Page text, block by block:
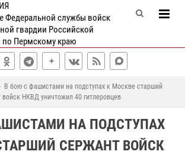
Федеральной службы войск
гвардии Российской
Пермскому краю
В бою с фашистами на подступах к Москве старший
войск НКВД уничтожил 40 гитлеровцев
НА ПОДСТУПАХ
СЕРЖАНТ ВОЙСК